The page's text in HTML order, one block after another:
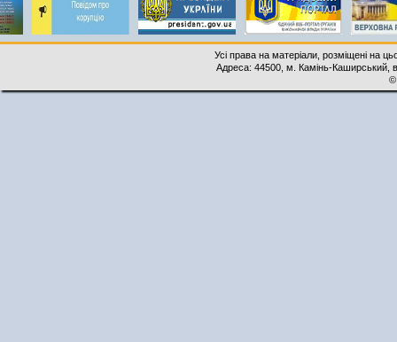
Усі права на матеріали, розміщені на
Адреса: 44500, м. Камінь-Каширський,
©